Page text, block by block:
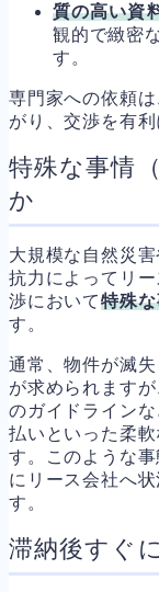
質の高い資
観的で緻密
す。
専門家への依頼
がり、交渉を有
特殊な事情
か
大規模な自然災
抗力によってリ
渉において特殊
す。
通常、物件が滅
が求められます
のガイドライン
払いといった柔
す。このような
にリース会社へ
す。
滞納後すぐ